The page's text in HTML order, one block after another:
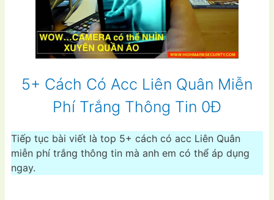
5+ Cách Có Acc Liên Quân Miễn
Phí Trắng Thông Tin 0Đ
Tiếp tục bài viết là top 5+ cách có acc Liên Quân
miễn phí trắng thông tin mà anh em có thể áp dụng
ngay.